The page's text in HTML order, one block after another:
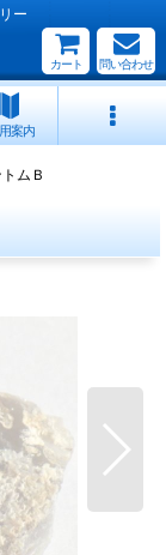
ー
カート 問い合わせ
案内
ムＢ